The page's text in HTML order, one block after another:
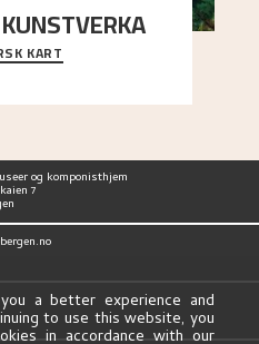
i Astrups malerier
KART
og komponisthjem
7
a better experience and
to use this website, you
in accordance with our